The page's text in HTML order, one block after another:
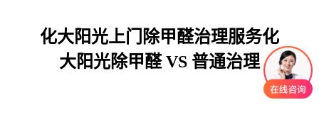
化大阳光上门除甲醛治理服务化
大阳光除甲醛 VS 普通治理